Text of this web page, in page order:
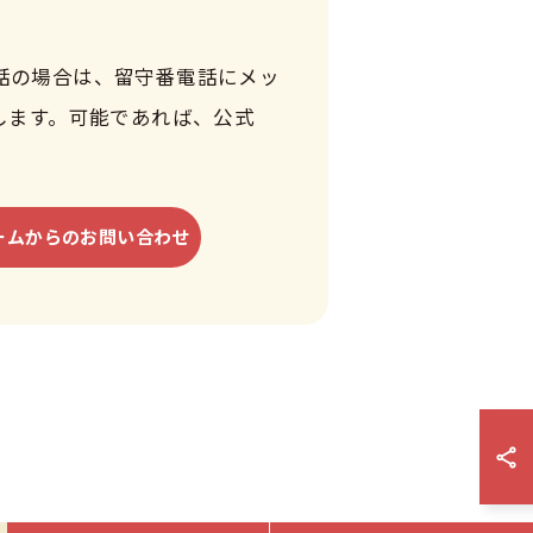
場合は、留守番電話にメッ
す。可能であれば、公式
ムからのお問い合わせ